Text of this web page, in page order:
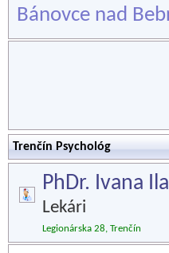
Bánovce nad
Trenčín Psychológ
PhDr. Ivana
Lekári
Legionárska 28, Trenčín